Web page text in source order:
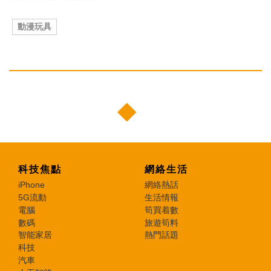
動漫玩具
科技焦點
iPhone
5G流動
電腦
數碼
智能家居
科技
汽車
網絡生活
網絡熱話
生活情報
筍買着數
旅遊筍料
熱門話題